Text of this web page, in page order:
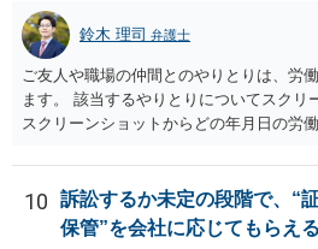
鈴木 理司 弁護士
ご友人や職場の仲間とのやりとりは、労
ます。 該当するやりとりについてスクリ
スクリーンショットからどの年月日の労
10
訴訟するか未定の段階で、“
保管”を会社に応じてもらえ